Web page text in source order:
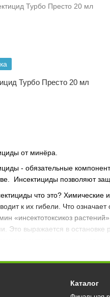
от минёра.
- обязательные
Инсектициды позволяют
что это?
к их гибели. Что
«инсектотоксикоз
Это выражается в остановке
не повредит насекомым,
летающие пчелы и стрекозы
Турбо Престо 20 мл
Каталог